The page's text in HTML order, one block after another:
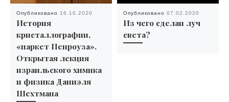
Опубликовано 16.10.2020
История
кристаллографии,
«паркет Пенроуза».
Открытая лекция
израильского химика
и физика Даниэля
Шехтмана
Опубликовано 07.02.2020
Из чего сделан луч
света?